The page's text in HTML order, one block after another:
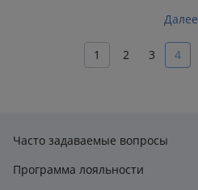
1 2 3 4
Далее
Часто задаваемые вопросы
Программа лояльности